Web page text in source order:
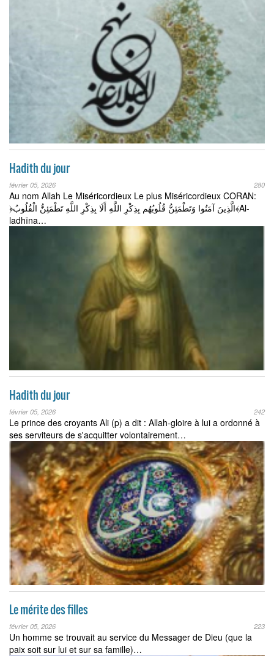
Hadith du jour
février 05, 2026 280
Au nom Allah Le Miséricordieux Le plus Miséricordieux CORAN:
﴿الَّذِينَ آمَنُوا وَتَطْمَئِنُّ قُلُوبُهُم بِذِكْرِ اللَّهِ أَلَا بِذِكْرِ اللَّهِ تَطْمَئِنُّ الْقُلُوبُ﴾Al-
ladhīna…
Hadith du jour
février 05, 2026 242
Le prince des croyants Ali (p) a dit : Allah-gloire à lui a ordonné à
ses serviteurs de s'acquitter volontairement…
Le mérite des filles
février 05, 2026 223
Un homme se trouvait au service du Messager de Dieu (que la
paix soit sur lui et sur sa famille)…